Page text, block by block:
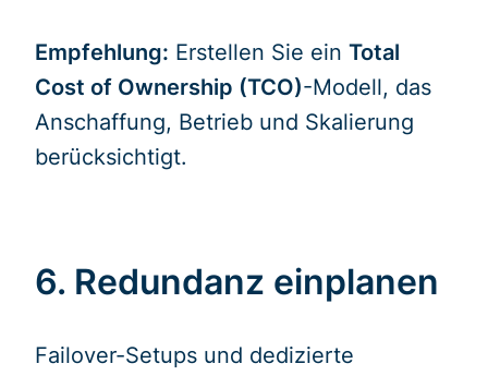
Empfehlung: Erstellen Sie ein Total
Cost of Ownership (TCO)-Modell, das
Anschaffung, Betrieb und Skalierung
berücksichtigt.
6. Redundanz einplanen
Failover-Setups und dedizierte